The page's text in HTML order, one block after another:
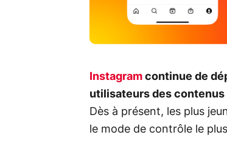
Instagram continue de
utilisateurs des contenus
Dès à présent, les plus
le mode de contrôle le